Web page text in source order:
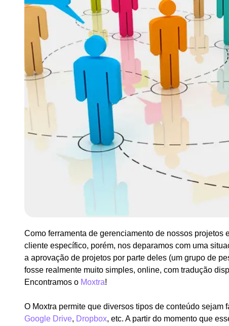
Como ferramenta de gerenciamento de nossos projetos
cliente específico, porém, nos deparamos com uma
a aprovação de projetos por parte deles (um grupo de
fosse realmente muito simples, online, com tradução
Encontramos o Moxtra!
O Moxtra permite que diversos tipos de conteúdo
Google Drive, Dropbox, etc. A partir do momento que